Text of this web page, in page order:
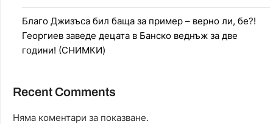
Благо Джизъса бил баща за пример – верно ли, бе?!
Георгиев заведе децата в Банско веднъж за две
години! (СНИМКИ)
Recent Comments
Няма коментари за показване.